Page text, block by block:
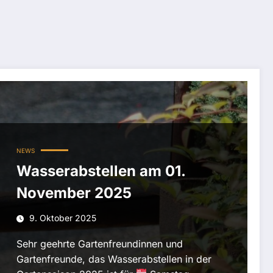
NEWS
Wasserabstellen am 01.
November 2025
9. Oktober 2025
Sehr geehrte Gartenfreundinnen und
Gartenfreunde, das Wasserabstellen in der